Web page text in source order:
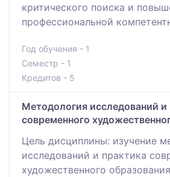
критического поиска и
профессиональной
Год обучения - 1
Семестр - 1
Кредитов - 5
Методология исследований и
современного
Цель дисциплины: изучение
исследований и практика
художественного